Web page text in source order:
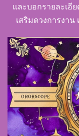
และบอกรายละเอี
เสริมดวงการงาน